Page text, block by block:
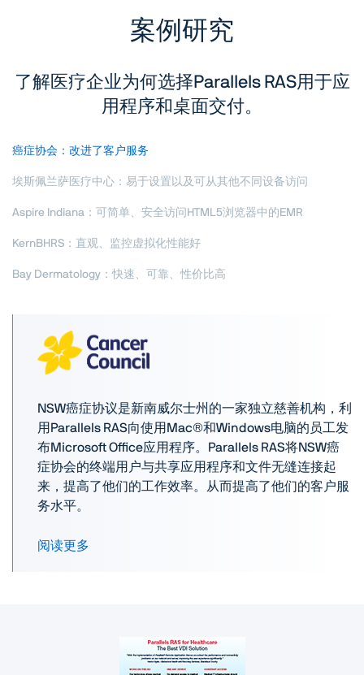
案例研究
了解医疗企业为何选择Parallels RAS用于应
用程序和桌面交付。
癌症协会：改进了客户服务
埃斯佩兰萨医疗中心：易于设置以及可从其他不同设备访问
Aspire Indiana：可简单、安全访问HTML5浏览器中的EMR
KernBHRS：直观、监控虚拟化性能好
Bay Dermatology：快速、可靠、性价比高
NSW癌症协议是新南威尔士州的一家独立慈善机构，利
用Parallels RAS向使用Mac®和Windows电脑的员工发
布Microsoft Office应用程序。Parallels RAS将NSW癌
症协会的终端用户与共享应用程序和文件无缝连接起
来，提高了他们的工作效率。从而提高了他们的客户服
务水平。
阅读更多